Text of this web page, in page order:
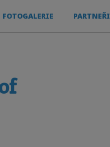
FOTOGALERIE PARTNEŘI